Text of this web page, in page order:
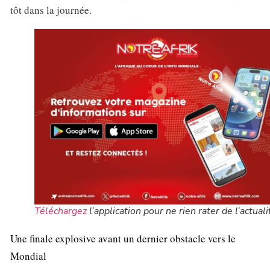
tôt dans la journée.
Téléchargezl’application pour ne rien rater de
Une finale explosive avant un dernier obstacle vers le
Mondial